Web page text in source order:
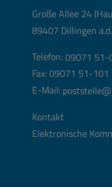
Große Allee 24
89407 Dillingen
Telefon:09071 51-
Fax: 09071 51-101
E-Mail:
Kontakt
Elektronische